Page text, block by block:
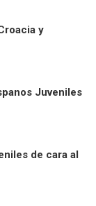
y
Juveniles
de cara al